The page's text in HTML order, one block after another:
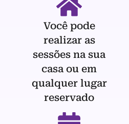
Você pode
realizar as
sessões na sua
casa ou em
qualquer lugar
reservado